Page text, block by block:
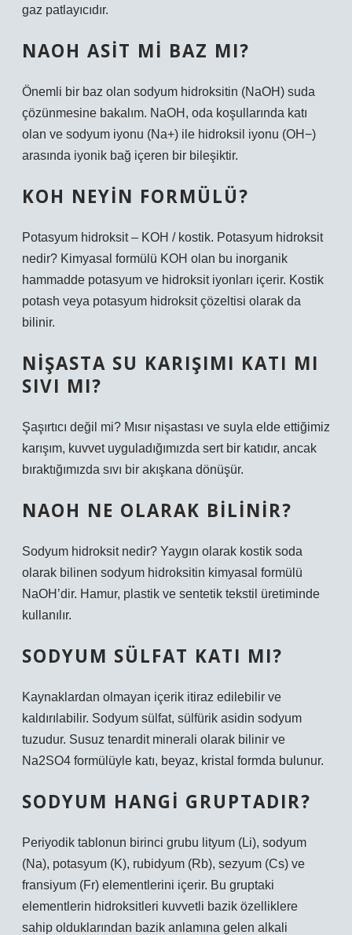
gaz patlayıcıdır.
NAOH ASIT MI BAZ MI?
Önemli bir baz olan sodyum hidroksitin (NaOH) suda
çözünmesine bakalım. NaOH, oda koşullarında katı
olan ve sodyum iyonu (Na+) ile hidroksil iyonu (OH−)
arasında iyonik bağ içeren bir bileşiktir.
KOH NEYIN FORMÜLÜ?
Potasyum hidroksit – KOH / kostik. Potasyum hidroksit
nedir? Kimyasal formülü KOH olan bu inorganik
hammadde potasyum ve hidroksit iyonları içerir. Kostik
potash veya potasyum hidroksit çözeltisi olarak da
bilinir.
NIŞASTA SU KARIŞIMI KATI MI
SIVI MI?
Şaşırtıcı değil mi? Mısır nişastası ve suyla elde ettiğimiz
karışım, kuvvet uyguladığımızda sert bir katıdır, ancak
bıraktığımızda sıvı bir akışkana dönüşür.
NAOH NE OLARAK BILINIR?
Sodyum hidroksit nedir? Yaygın olarak kostik soda
olarak bilinen sodyum hidroksitin kimyasal formülü
NaOH’dir. Hamur, plastik ve sentetik tekstil üretiminde
kullanılır.
SODYUM SÜLFAT KATI MI?
Kaynaklardan olmayan içerik itiraz edilebilir ve
kaldırılabilir. Sodyum sülfat, sülfürik asidin sodyum
tuzudur. Susuz tenardit minerali olarak bilinir ve
Na2SO4 formülüyle katı, beyaz, kristal formda bulunur.
SODYUM HANGI GRUPTADIR?
Periyodik tablonun birinci grubu lityum (Li), sodyum
(Na), potasyum (K), rubidyum (Rb), sezyum (Cs) ve
fransiyum (Fr) elementlerini içerir. Bu gruptaki
elementlerin hidroksitleri kuvvetli bazik özelliklere
sahip olduklarından bazik anlamına gelen alkali